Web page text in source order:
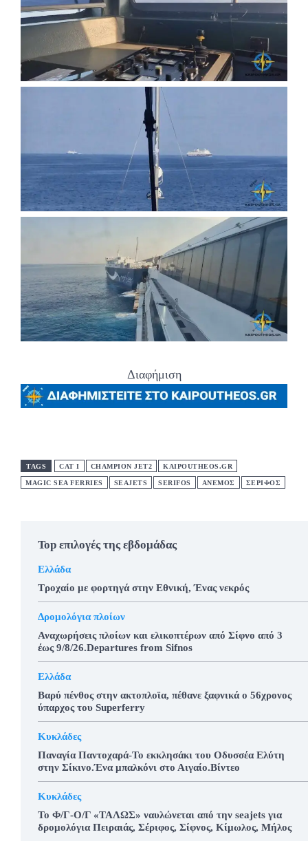
Διαφήμιση
TAGS CAT I CHAMPION JET2 KAIPOUTHEOS.GR
MAGIC SEA FERRIES SEAJETS SERIFOS ΑΝΕΜΟΣ ΣΈΡΙΦΟΣ
Top επιλογές της εβδομάδας
Ελλάδα
Τροχαίο με φορτηγά στην Εθνική, Ένας νεκρός
Δρομολόγια πλοίων
Αναχωρήσεις πλοίων και ελικοπτέρων από Σίφνο από 3
έως 9/8/26.Departures from Sifnos
Ελλάδα
Βαρύ πένθος στην ακτοπλοϊα, πέθανε ξαφνικά ο 56χρονος
ύπαρχος του Superferry
Κυκλάδες
Παναγία Παντοχαρά-Το εκκλησάκι του Οδυσσέα Ελύτη
στην Σίκινο.Ένα μπαλκόνι στο Αιγαίο.Βίντεο
Κυκλάδες
To Φ/Γ-Ο/Γ «ΤΑΛΩΣ» ναυλώνεται από την seajets για
δρομολόγια Πειραιάς, Σέριφος, Σίφνος, Κίμωλος, Μήλος